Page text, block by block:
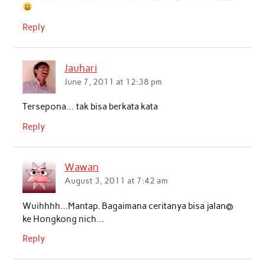
Reply
Jauhari
June 7, 2011 at 12:38 pm
Tersepona… tak bisa berkata kata
Reply
Wawan
August 3, 2011 at 7:42 am
Wuihhhh…Mantap. Bagaimana ceritanya bisa jalan@
ke Hongkong nich…
Reply